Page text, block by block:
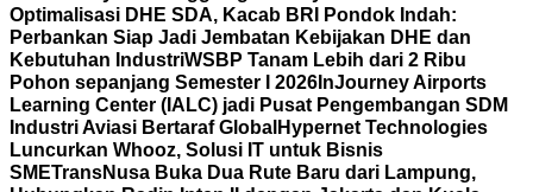
Optimalisasi DHE SDA, Kacab BRI Pondok Indah:
Perbankan Siap Jadi Jembatan Kebijakan DHE dan
Kebutuhan IndustriWSBP Tanam Lebih dari 2 Ribu
Pohon sepanjang Semester I 2026 InJourney Airports
Learning Center (IALC) jadi Pusat Pengembangan SDM
Industri Aviasi Bertaraf Global Hypernet Technologies
Luncurkan Whooz, Solusi IT untuk Bisnis
SMETransNusa Buka Dua Rute Baru dari Lampung,